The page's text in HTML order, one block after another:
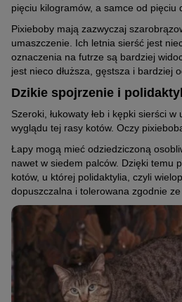
pięciu kilogramów, a samce od pięciu
Pixieboby mają zazwyczaj
umaszczenie. Ich letnia sierść jest
oznaczenia na futrze są bardziej
jest nieco dłuższa, gęstsza i bardziej
Dzikie spojrzenie i
Szeroki, łukowaty łeb i kępki sierści
wyglądu tej rasy kotów. Oczy
Łapy mogą mieć odziedziczoną
nawet w siedem palców. Dzięki temu
kotów, u której polidaktylia, czyli
dopuszczalna i tolerowana zgodnie